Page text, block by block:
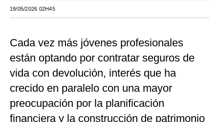
Tecnología
Club del Suscriptor
Mix
G de Gestión
19/05/2026 02H45
Cada vez más jóvenes profesionales
están optando por contratar seguros de
vida con devolución, interés que ha
crecido en paralelo con una mayor
preocupación por la planificación
financiera y la construcción de patrimonio